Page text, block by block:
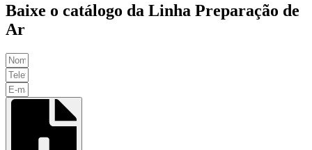
Baixe o catálogo da Linha Preparação de
Ar